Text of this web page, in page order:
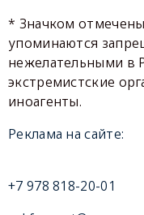
* Значком
упоминаются
нежелательными в
экстремистские
иноагенты.
Реклама на сайте:
+7 978 818-20-01